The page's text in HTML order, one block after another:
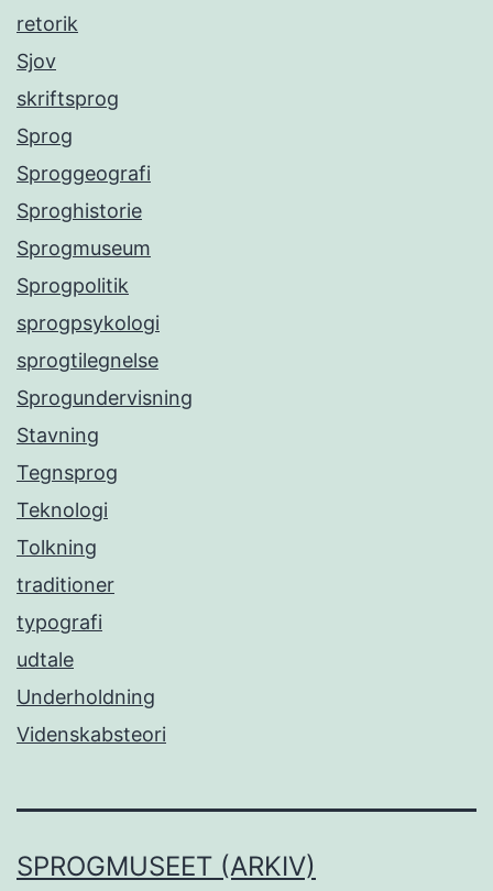
retorik
Sjov
skriftsprog
Sprog
Sproggeografi
Sproghistorie
Sprogmuseum
Sprogpolitik
sprogpsykologi
sprogtilegnelse
Sprogundervisning
Stavning
Tegnsprog
Teknologi
Tolkning
traditioner
typografi
udtale
Underholdning
Videnskabsteori
SPROGMUSEET (ARKIV)